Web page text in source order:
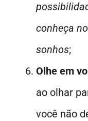
conheça
sonhos;
Olhe em
ao olhar
você não